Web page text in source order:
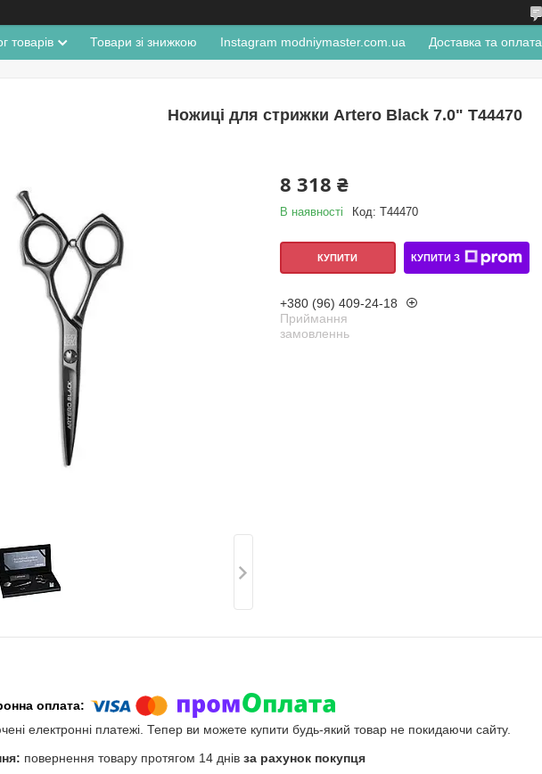
товарів Товари зі знижкою Instagram modniymaster.com.ua Доставка та оплата
Ножиці для стрижки Artero Black 7.0" Т44470
8 318 ₴
В наявності Код: Т44470
КУПИТИ КУПИТИ З
+380 (96) 409-24-18
Приймання
замовленнь
електронні платежі. Тепер ви можете купити будь-який товар не покидаючи сайту.
повернення товару протягом 14 днів за рахунок покупця